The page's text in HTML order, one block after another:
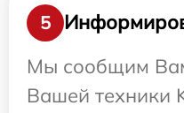
5
Мы сообщим
Вашей техники